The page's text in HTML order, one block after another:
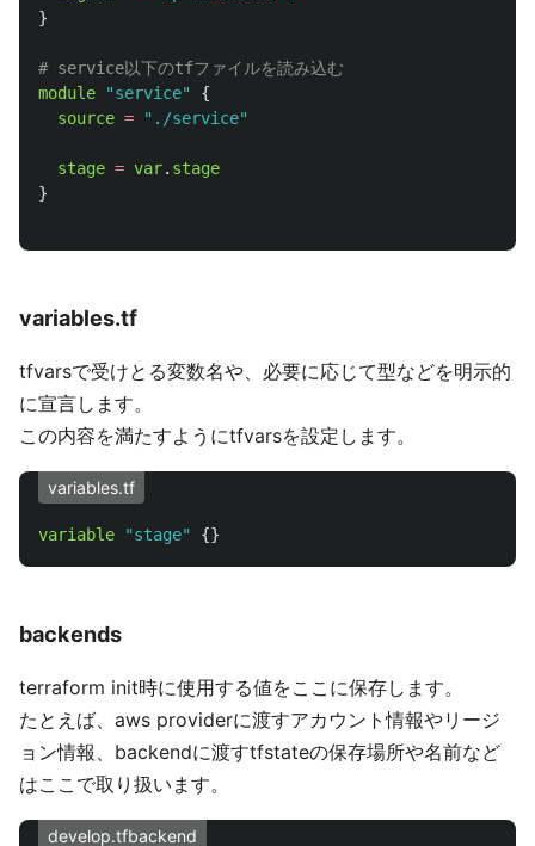
}
# service以下のtfファイルを読み込む
module
"service"
{
source = "./service"
stage = var. stage
}
variables.tf
tfvarsで受けとる変数名や、必要に応じて型などを明示的
に宣言します。
この内容を満たすようにtfvarsを設定します。
variables.tf
variable "stage" {}
backends
terraform init時に使用する値をここに保存します。
たとえば、aws providerに渡すアカウント情報やリージ
ョン情報、backendに渡すtfstateの保存場所や名前など
はここで取り扱います。
develop.tfbackend